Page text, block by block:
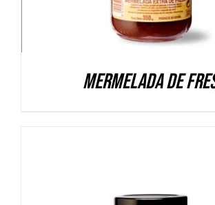
Mermelada de